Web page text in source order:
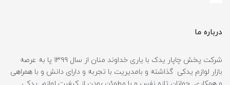
درباره ما
شرکت پخش چاپار یدک با یاری خداوند منان از سال ۱۳۹۹ پا به عرصه
بازار لوازم یدکی گذاشته و بامدیریت با تجربه و دارای دانش و با همراهی